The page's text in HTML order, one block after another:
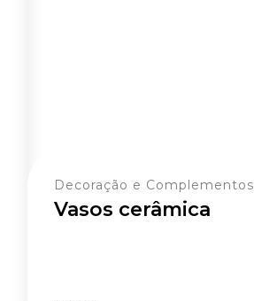
Decoração e Complementos
Vasos cerâmica